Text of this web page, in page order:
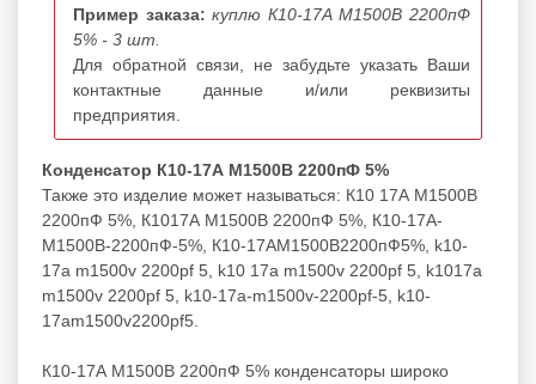
Пример заказа: куплю К10-17А М1500В 2200пФ
5% - 3 шт.
Для обратной связи, не забудьте указать Ваши
контактные данные и/или реквизиты
предприятия.
Конденсатор К10-17А М1500В 2200пФ 5%
Также это изделие может называться: К10 17А М1500В
2200пФ 5%, К1017А М1500В 2200пФ 5%, К10-17А-
М1500В-2200пФ-5%, К10-17АМ1500В2200пФ5%, k10-
17a m1500v 2200pf 5, k10 17a m1500v 2200pf 5, k1017a
m1500v 2200pf 5, k10-17a-m1500v-2200pf-5, k10-
17am1500v2200pf5.
К10-17А М1500В 2200пФ 5% конденсаторы широко